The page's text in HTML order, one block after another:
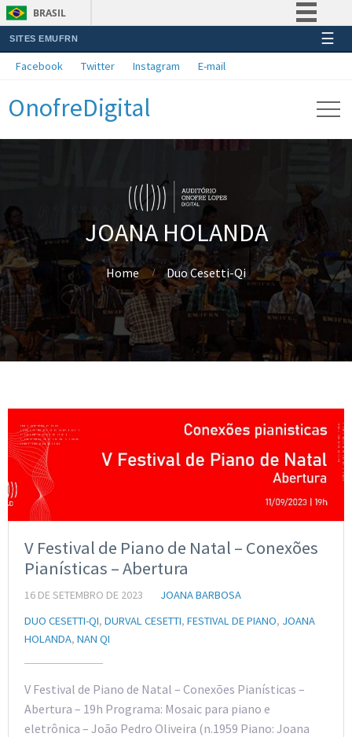
BRASIL
Simplifique!
Acesso à informação
SITES EMUFRN ☰
Facebook Twitter Instagram E-mail
OnofreDigital
JOANA HOLANDA
Home Duo Cesetti-Qi
V Festival de Piano de Natal – Conexões
Pianísticas – Abertura
16 DE SETEMBRO DE 2023
JOANA BARBOSA
DUO CESETTI-QI, DURVAL CESETTI, FESTIVAL DE PIANO, JOANA
HOLANDA, NAN QI
V Festival de Piano de Natal – Conexões Pianísticas –
Abertura – 19h Programa: Mosaic para piano e
eletrônica – João Pedro Oliveira (n.1959 Piano: Joana